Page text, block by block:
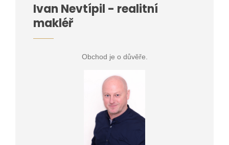
Ivan Nevtípil - realitní
makléř
Obchod je o důvěře.